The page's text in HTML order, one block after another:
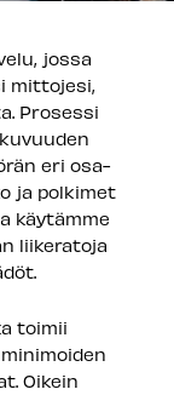
jossa
mittojesi,
Prosessi
eri osa-
ja polkimet
käytämme
liikeratoja
toimii
Oikein